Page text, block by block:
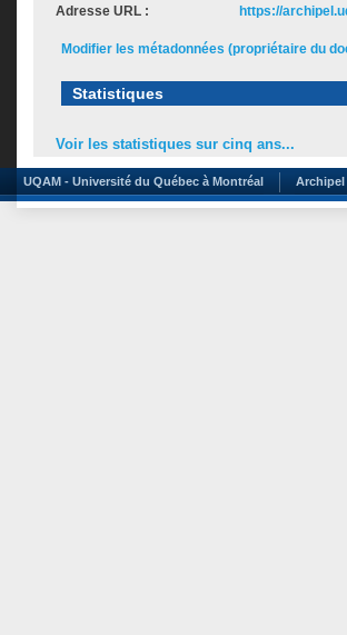
Adresse URL : https://
Modifier les métadonnées (propriétaire du
Statistiques
Voir les statistiques sur cinq ans...
UQAM - Université du Québec à Montréal Archipel